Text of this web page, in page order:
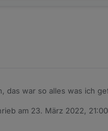
das war so alles was ich
am 23. März 2022, 21:00
editiert von